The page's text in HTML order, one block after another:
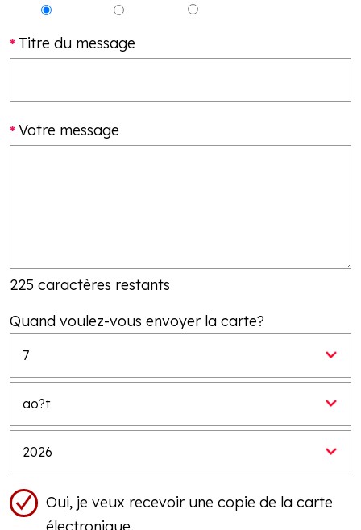
Titre du message
Votre message
225 caractères restants
Quand voulez-vous envoyer la carte?
Oui, je veux recevoir une copie de la carte